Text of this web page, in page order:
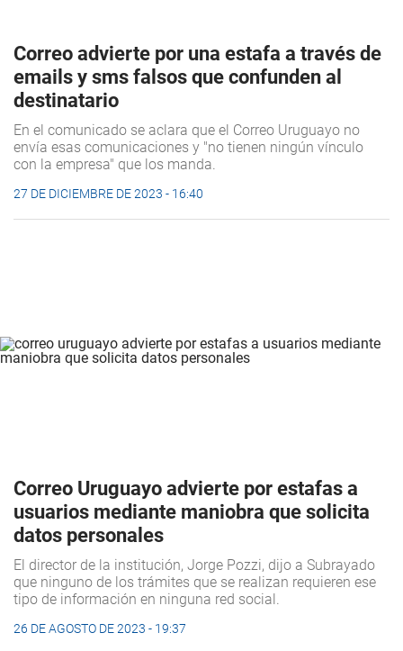
Correo advierte por una estafa a través de
emails y sms falsos que confunden al
destinatario
En el comunicado se aclara que el Correo Uruguayo no
envía esas comunicaciones y "no tienen ningún vínculo
con la empresa" que los manda.
27 DE DICIEMBRE DE 2023 - 16:40
Correo Uruguayo advierte por estafas a
usuarios mediante maniobra que solicita
datos personales
El director de la institución, Jorge Pozzi, dijo a Subrayado
que ninguno de los trámites que se realizan requieren ese
tipo de información en ninguna red social.
26 DE AGOSTO DE 2023 - 19:37